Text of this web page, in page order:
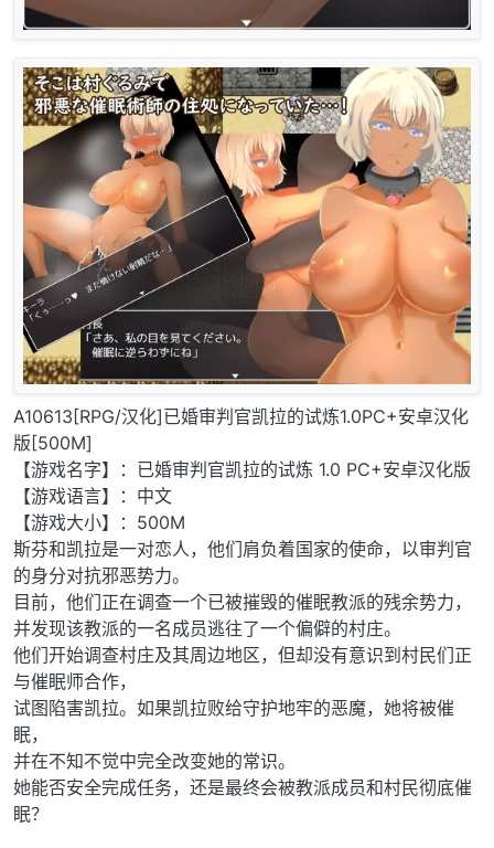
A10613[RPG/汉化]已婚审判官凯拉的试炼1.0PC+安卓汉化
版[500M]
【游戏名字】：已婚审判官凯拉的试炼 1.0 PC+安卓汉化版
【游戏语言】：中文
【游戏大小】：500M
斯芬和凯拉是一对恋人，他们肩负着国家的使命，以审判官
的身分对抗邪恶势力。
目前，他们正在调查一个已被摧毁的催眠教派的残余势力，
并发现该教派的一名成员逃往了一个偏僻的村庄。
他们开始调查村庄及其周边地区，但却没有意识到村民们正
与催眠师合作，
试图陷害凯拉。如果凯拉败给守护地牢的恶魔，她将被催
眠，
并在不知不觉中完全改变她的常识。
她能否安全完成任务，还是最终会被教派成员和村民彻底催
眠？